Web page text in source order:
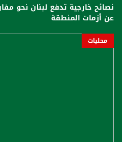
نصائح خارجية تدفع لبنان نحو
عن أزمات المنطقة
محليات